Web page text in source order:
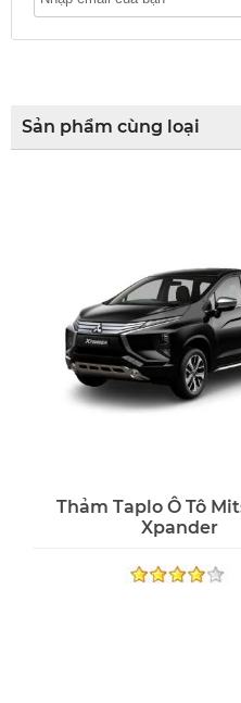
Sản phẩm cùng loại
Thảm Taplo Ô Tô
Xpander